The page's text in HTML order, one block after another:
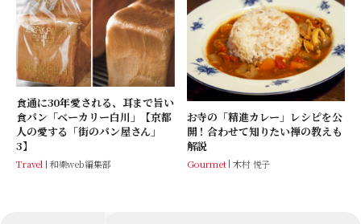
食通に30年愛される、耳まで旨い
食パン「ベーカリー白川」【京都
人の愛する「街のパン屋さん」
3】
Travel 和樂web編集部
お寺の「精進カレー」レシピを公
開！合わせて知りたい禅の教えも
解説
Gourmet 木村 悦子